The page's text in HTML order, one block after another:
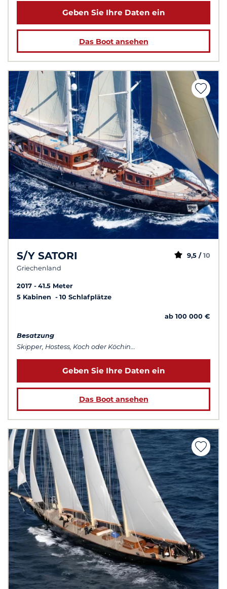
Geben Sie Ihre Daten ein
Das Boot ansehen
S/Y SATORI
Griechenland
9,5 / 10
2017
41.5 Meter
5 Kabinen
10 Schlafplätze
ab 100 000 €
Besatzung
Skipper, Hostess, Koch oder Köchin...
Geben Sie Ihre Daten ein
Das Boot ansehen